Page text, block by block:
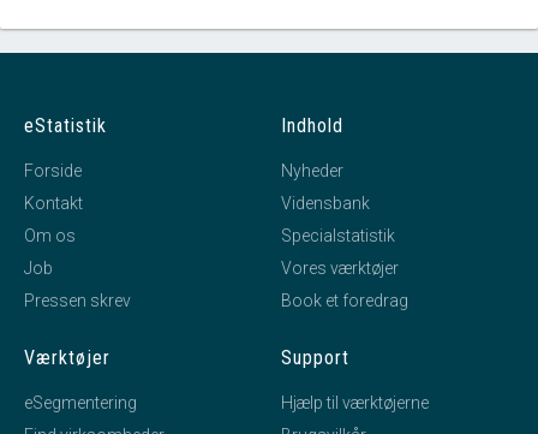
eStatistik
Forside
Kontakt
Om os
Job
Pressen skrev
Indhold
Nyheder
Vidensbank
Specialstatistik
Vores værktøjer
Book et foredrag
Værktøjer
eSegmentering
Support
Hjælp til værktøjerne